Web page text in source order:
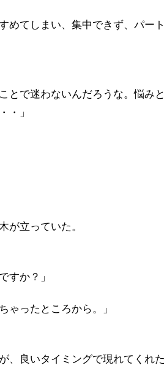
めてしまい、集中できず、パー
とで迷わないんだろうな。悩み
・」
が立っていた。
すか？」
ゃったところから。」
、良いタイミングで現れてくれた